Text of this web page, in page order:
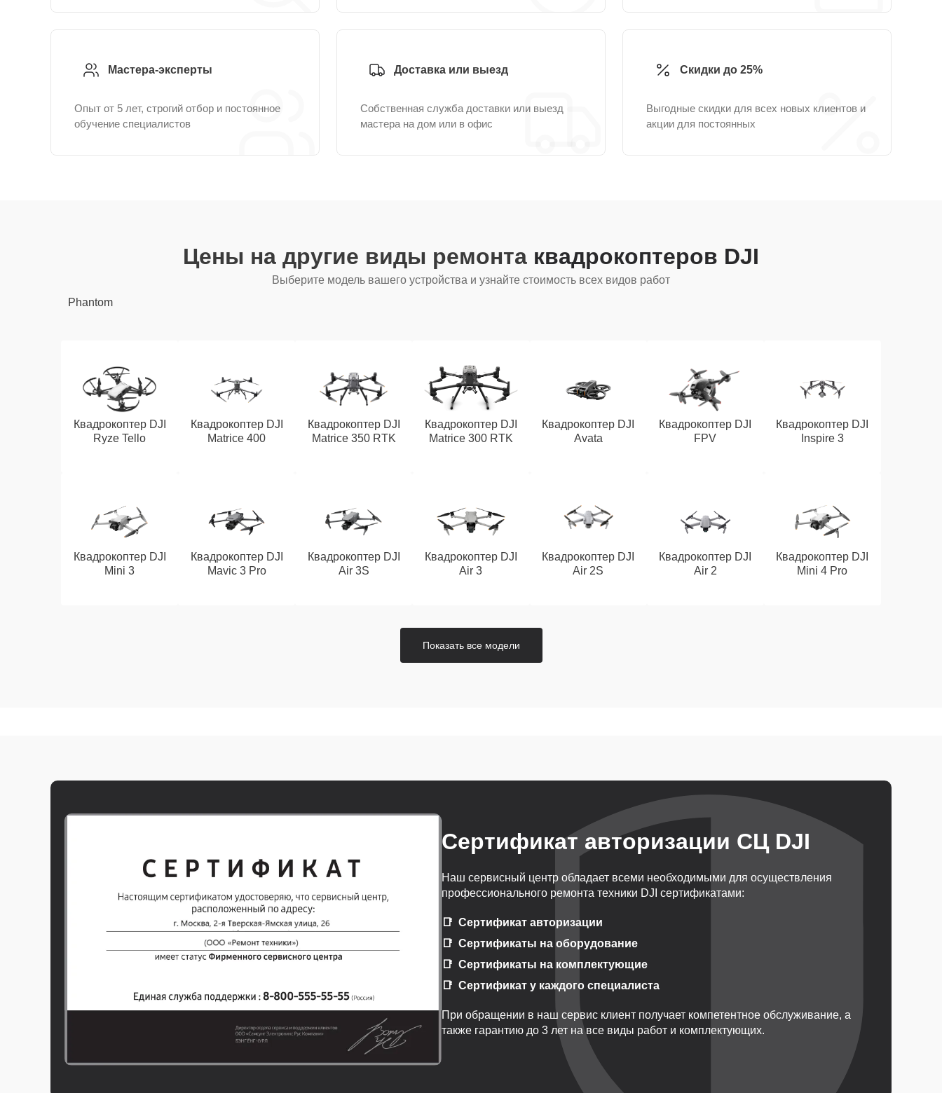
Мастера-эксперты
Опыт от 5 лет, строгий отбор и постоянное
обучение специалистов
Доставка или выезд
Собственная служба доставки или выезд
мастера на дом или в офис
Скидки до 25%
Выгодные скидки для всех новых клиентов и
акции для постоянных
Цены на другие виды ремонта квадрокоптеров DJI
Выберите модель вашего устройства и узнайте стоимость всех видов работ
Phantom
Квадрокоптер DJI
Ryze Tello
Квадрокоптер DJI
Matrice 400
Квадрокоптер DJI
Matrice 350 RTK
Квадрокоптер DJI
Matrice 300 RTK
Квадрокоптер DJI
Avata
Квадрокоптер DJI
FPV
Квадрокоптер DJI
Inspire 3
Квадрокоптер DJI
Mini 3
Квадрокоптер DJI
Mavic 3 Pro
Квадрокоптер DJI
Air 3S
Квадрокоптер DJI
Air 3
Квадрокоптер DJI
Air 2S
Квадрокоптер DJI
Air 2
Квадрокоптер DJI
Mini 4 Pro
Показать все модели
Сертификат авторизации СЦ DJI
Наш сервисный центр обладает всеми необходимыми для осуществления
профессионального ремонта техники DJI сертификатами:
Сертификат авторизации
Сертификаты на оборудование
Сертификаты на комплектующие
Сертификат у каждого специалиста
При обращении в наш сервис клиент получает компетентное обслуживание, а
также гарантию до 3 лет на все виды работ и комплектующих.